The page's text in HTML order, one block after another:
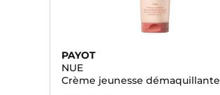
PAYOT
NUE
Crème jeunesse démaquillante